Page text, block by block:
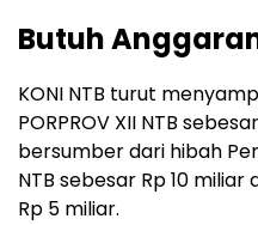
Butuh
KONI NTB turut
PORPROV XII NTB
bersumber dari hibah
NTB sebesar Rp 10
Rp 5 miliar.